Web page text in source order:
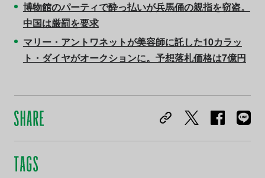
博物館のパーティで酔っ払いが兵馬俑の親指を窃盗。
中国は厳罰を要求
マリー・アントワネットが美容師に託した10カラッ
ト・ダイヤがオークションに。予想落札価格は7億円